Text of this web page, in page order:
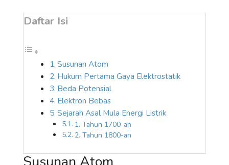
Daftar Isi
Susunan Atom
Hukum Pertama Gaya Elektrostatik
Beda Potensial
Elektron Bebas
Sejarah Asal Mula Energi Listrik
1. Tahun 1700-an
2. Tahun 1800-an